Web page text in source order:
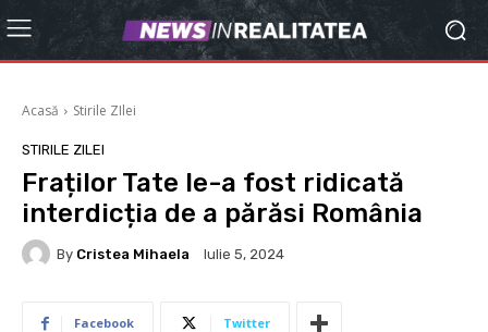
Acasă Stirile ZIlei
STIRILE ZILEI
Fraților Tate le-a fost ridicată
interdicția de a părăsi România
By Cristea Mihaela Iulie 5, 2024
Facebook Twitter